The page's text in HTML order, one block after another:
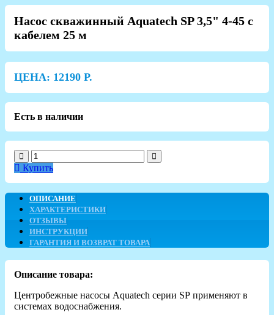
Насос скважинный Aquatech SP 3,5" 4-45 с
кабелем 25 м
ЦЕНА: 12190 Р.
Есть в наличии
Купить
ОПИСАНИЕ
ХАРАКТЕРИСТИКИ
ОТЗЫВЫ
ИНСТРУКЦИИ
ГАРАНТИЯ И ВОЗВРАТ ТОВАРА
Описание товара:
Центробежные насосы Aquatech серии SP применяют в
системах водоснабжения.